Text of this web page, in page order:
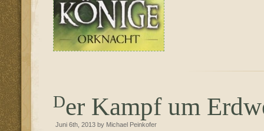
Der Kampf um
Juni 6th, 2013 by Michael Peinkofer